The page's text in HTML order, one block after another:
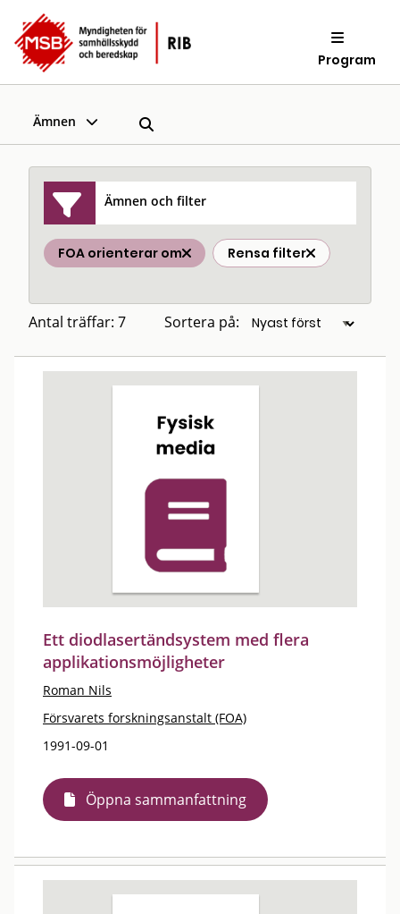
Program
Ämnen
Ämnen och filter
FOA orienterar om Rensa filter
Antal träffar: 7 Sortera på:
Ett diodlasertändsystem med flera
applikationsmöjligheter
Roman Nils
Försvarets forskningsanstalt (FOA)
1991-09-01
Öppna sammanfattning